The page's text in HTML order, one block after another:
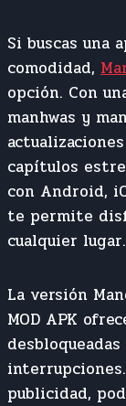
Si buscas una
comodidad,
opción. Con
manhwas y
capítulos
con Android,
te permite
cualquier lugar.
La versión
MOD APK
publicidad,